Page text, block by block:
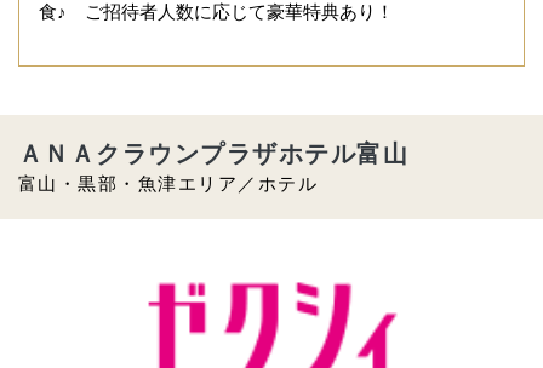
食♪ ご招待者人数に応じて豪華特典あり！
富山・黒部・魚津エリア／ホテル
ＡＮＡクラウンプラザホテル富山